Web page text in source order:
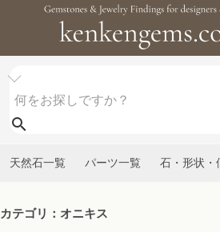
天然石一覧 パーツ一覧 石・形状・
カテゴリ：オニキス